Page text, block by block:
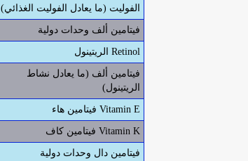
الفوليت (ما يعادل الفوليت الغذائي)
فيتامين ألف وحدات دولية
الريتينول Retinol
فيتامين ألف (ما يعادل نشاط
الريتينول)
فيتامين هاء Vitamin E
فيتامين كاف Vitamin K
فيتامين دال وحدات دولية